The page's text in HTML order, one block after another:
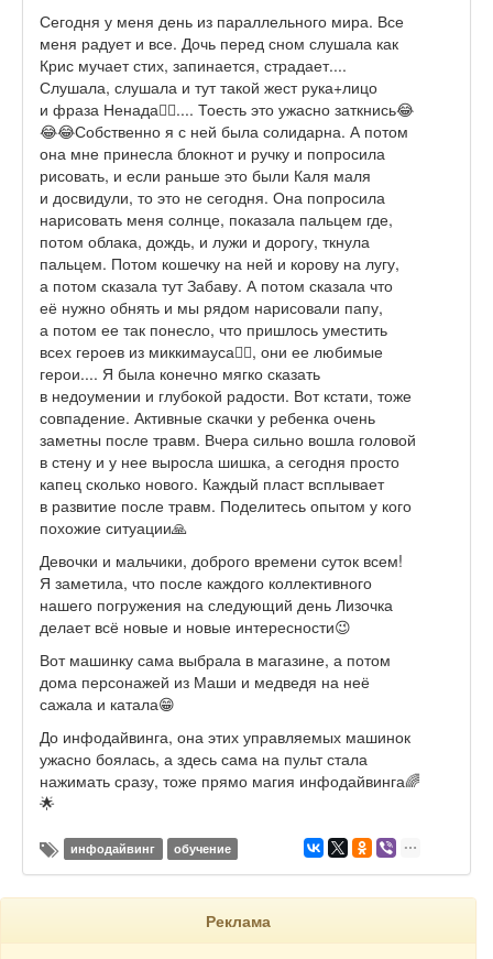
Сегодня у меня день из параллельного мира. Все
меня радует и все. Дочь перед сном слушала как
Крис мучает стих, запинается, страдает....
Слушала, слушала и тут такой жест рука+лицо
и фраза Ненада🤦‍♀️.... Тоесть это ужасно заткнись😂
😂😂Собственно я с ней была солидарна. А потом
она мне принесла блокнот и ручку и попросила
рисовать, и если раньше это были Каля маля
и досвидули, то это не сегодня. Она попросила
нарисовать меня солнце, показала пальцем где,
потом облака, дождь, и лужи и дорогу, ткнула
пальцем. Потом кошечку на ней и корову на лугу,
а потом сказала тут Забаву. А потом сказала что
её нужно обнять и мы рядом нарисовали папу,
а потом ее так понесло, что пришлось уместить
всех героев из миккимауса🤦‍♀️, они ее любимые
герои.... Я была конечно мягко сказать
в недоумении и глубокой радости. Вот кстати, тоже
совпадение. Активные скачки у ребенка очень
заметны после травм. Вчера сильно вошла головой
в стену и у нее выросла шишка, а сегодня просто
капец сколько нового. Каждый пласт всплывает
в развитие после травм. Поделитесь опытом у кого
похожие ситуации🙏
Девочки и мальчики, доброго времени суток всем!
Я заметила, что после каждого коллективного
нашего погружения на следующий день Лизочка
делает всё новые и новые интересности😉
Вот машинку сама выбрала в магазине, а потом
дома персонажей из Маши и медведя на неё
сажала и катала😁
До инфодайвинга, она этих управляемых машинок
ужасно боялась, а здесь сама на пульт стала
нажимать сразу, тоже прямо магия инфодайвинга🌈
🌟
инфодайвинг обучение
Реклама